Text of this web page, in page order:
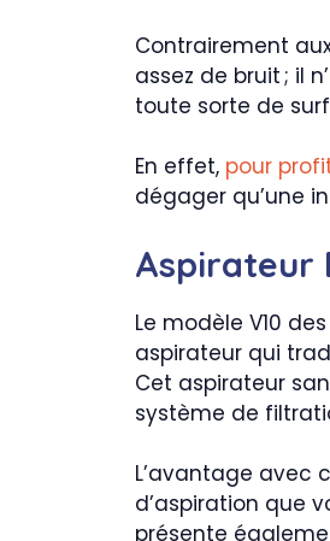
Contrairement
assez de bruit ; il
toute sorte de
En effet, pour
dégager qu’une
Aspirateur
Le modèle V10
aspirateur qui
Cet aspirateur
système de
L’avantage avec
d’aspiration que
présente